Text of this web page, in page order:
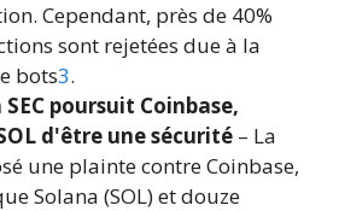
Cependant, près de 40%
sont rejetées due à la
bots3.
poursuit Coinbase,
d'être une sécurité – La
une plainte contre Coinbase,
Solana (SOL) et douze